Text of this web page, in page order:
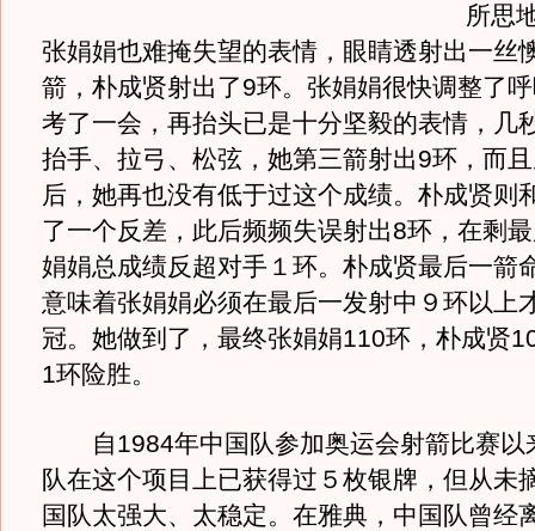
所思
张娟娟也难掩失望的表情，眼睛透射出一丝
箭，朴成贤射出了9环。张娟娟很快调整了
考了一会，再抬头已是十分坚毅的表情，几
抬手、拉弓、松弦，她第三箭射出9环，而
后，她再也没有低于过这个成绩。朴成贤则
了一个反差，此后频频失误射出8环，在剩
娟娟总成绩反超对手１环。朴成贤最后一箭
意味着张娟娟必须在最后一发射中９环以上
冠。她做到了，最终张娟娟110环，朴成贤
1环险胜。
自1984年中国队参加奥运会射箭比赛以
队在这个项目上已获得过５枚银牌，但从未
国队太强大、太稳定。在雅典，中国队曾经